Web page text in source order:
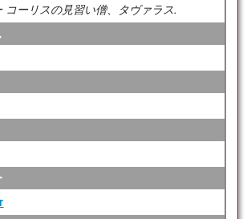
ーリスの見習い僧、タヴァラス.